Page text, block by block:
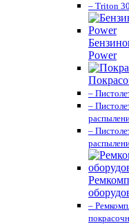
– Triton
Power
–
–
–
–